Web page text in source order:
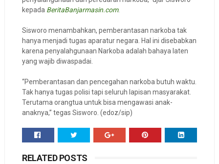
kepada BeritaBanjarmasin.com.
Sisworo menambahkan, pemberantasan narkoba tak
hanya menjadi tugas aparatur negara. Hal ini disebabkan
karena penyalahgunaan Narkoba adalah bahaya laten
yang wajib diwaspadai.
“Pemberantasan dan pencegahan narkoba butuh waktu.
Tak hanya tugas polisi tapi seluruh lapisan masyarakat.
Terutama orangtua untuk bisa mengawasi anak-
anaknya,” tegas Sisworo. (edoz/sip)
RELATED POSTS